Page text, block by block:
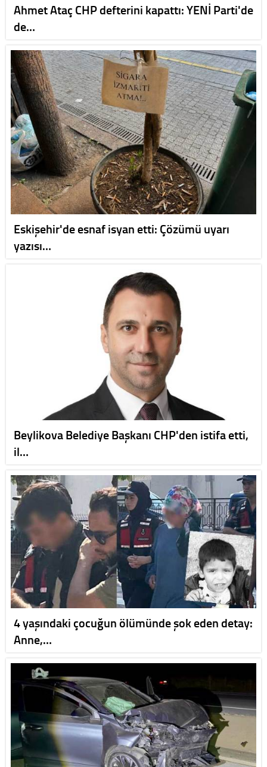
Ahmet Ataç CHP defterini kapattı: YENİ Parti'de
de…
Eskişehir'de esnaf isyan etti: Çözümü uyarı
yazısı…
Beylikova Belediye Başkanı CHP'den istifa etti,
il…
4 yaşındaki çocuğun ölümünde şok eden detay:
Anne,…